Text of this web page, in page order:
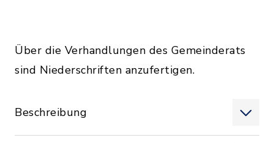
Über die Verhandlungen des Gemeinderats
sind Niederschriften anzufertigen.
Beschreibung